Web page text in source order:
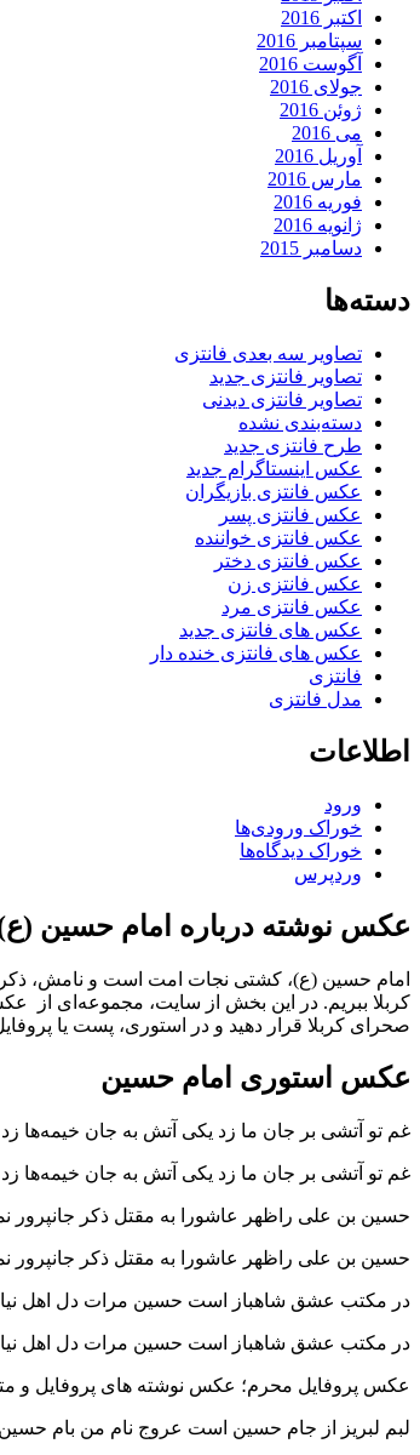
اکتبر 2016
سپتامبر 2016
آگوست 2016
جولای 2016
ژوئن 2016
می 2016
آوریل 2016
مارس 2016
فوریه 2016
ژانویه 2016
دسامبر 2015
دسته‌ها
تصاویر سه بعدی فانتزی
تصاویر فانتزی جدید
تصاویر فانتزی دیدنی
دسته‌بندی نشده
طرح فانتزی جدید
عکس اینستاگرام جدید
عکس فانتزی بازیگران
عکس فانتزی پسر
عکس فانتزی خواننده
عکس فانتزی دختر
عکس فانتزی زن
عکس فانتزی مرد
عکس های فانتزی جدید
عکس های فانتزی خنده دار
فانتزی
مدل فانتزی
اطلاعات
ورود
خوراک ورودی‌ها
خوراک دیدگاه‌ها
وردپرس
عکس نوشته درباره امام حسین
امام حسین (ع)، کشتی نجات امت است و نامش،
کربلا ببریم. در این بخش از سایت، مجموعه‌ای از
صحرای کربلا قرار دهید و در استوری، پست یا
عکس استوری امام حسین
غم تو آتشی بر جان ما زد یکی آتش به جان خیمه‌ها
غم تو آتشی بر جان ما زد یکی آتش به جان خیمه‌ها
حسین بن علی راظهر عاشورا به مقتل ذکر جانپرور
حسین بن علی راظهر عاشورا به مقتل ذکر جانپرور
در مکتب عشق شاهباز است حسین مرات دل اهل نیاز
در مکتب عشق شاهباز است حسین مرات دل اهل نیاز
عکس پروفایل محرم؛ عکس نوشته های پروفایل و
لبم لبریز از جام حسین است عروج نام من بام